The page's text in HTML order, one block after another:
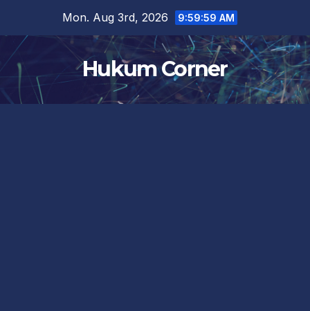
content
Mon. Aug 3rd, 2026 9:59:59 AM
Hukum Corner